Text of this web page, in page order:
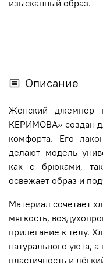
изысканный образ.
Описание
Женский
КЕРИМОВА» создан
комфорта. Его
делают модель
как с брюками,
освежает образ и
Материал сочетает
мягкость,
прилегание к телу.
натурального уюта, а
пластичность и